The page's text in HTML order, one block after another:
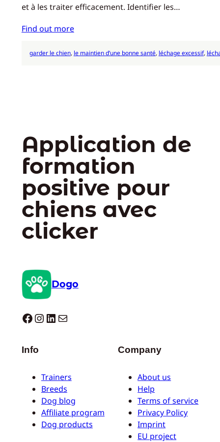
et à les traiter efficacement. Identifier les…
Find out more
garder le chien, le maintien d’une bonne santé, léchage excessif,
Application de
formation
positive pour
chiens avec
clicker
Dogo
Dogo facebook InstagramLinkedIn E-mail
Info
Trainers
Breeds
Dog blog
Affiliate program
Dog products
Company
About us
Help
Terms of service
Privacy Policy
Imprint
EU project